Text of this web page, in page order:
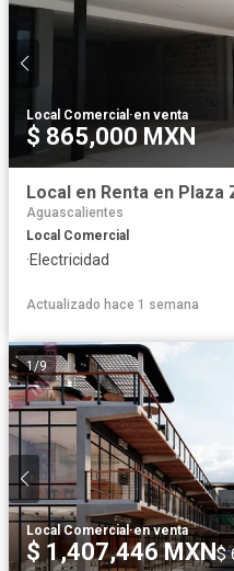
Local Comercial ·en venta
$ 865,000 MXN
Aguascalientes
Local Comercial
·Electricidad
Actualizado hace 1 semana
1/9
Local Comercial·en venta
$ 1,407,446 MXN$